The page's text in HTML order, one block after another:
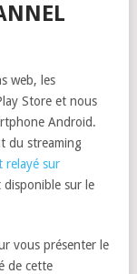
web, les
Store et nous
Android.
du streaming
relayé sur
sur le
vous présenter le
de cette